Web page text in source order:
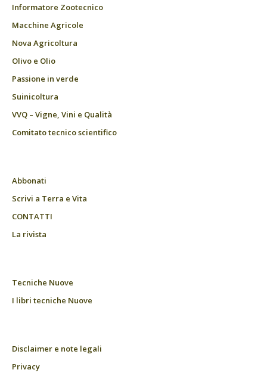
Informatore Zootecnico
Macchine Agricole
Nova Agricoltura
Olivo e Olio
Passione in verde
Suinicoltura
VVQ – Vigne, Vini e Qualità
Comitato tecnico scientifico
Abbonati
Scrivi a Terra e Vita
CONTATTI
La rivista
Tecniche Nuove
I libri tecniche Nuove
Disclaimer e note legali
Privacy